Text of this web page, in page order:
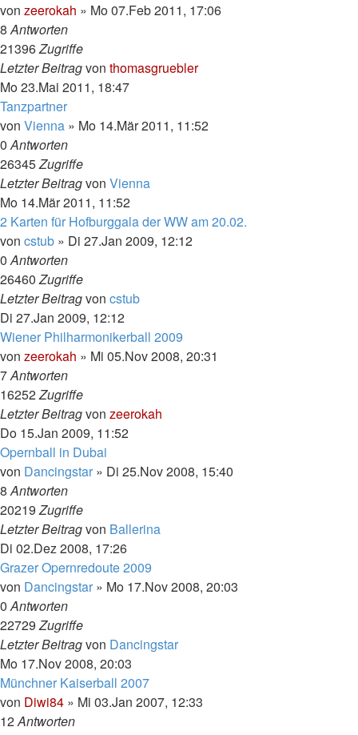
von zeerokah » Mo 07.Feb 2011, 17:06
8Antworten
21396Zugriffe
Letzter Beitragvon thomasgruebler
Mo 23.Mai 2011, 18:47
Tanzpartner
von Vienna » Mo 14.Mär 2011, 11:52
0Antworten
26345Zugriffe
Letzter Beitragvon Vienna
Mo 14.Mär 2011, 11:52
2 Karten für Hofburggala der WW am 20.02.
von cstub » Di 27.Jan 2009, 12:12
0Antworten
26460Zugriffe
Letzter Beitragvon cstub
Di 27.Jan 2009, 12:12
Wiener Philharmonikerball 2009
von zeerokah » Mi 05.Nov 2008, 20:31
7Antworten
16252Zugriffe
Letzter Beitragvon zeerokah
Do 15.Jan 2009, 11:52
Opernball in Dubai
von Dancingstar » Di 25.Nov 2008, 15:40
8Antworten
20219Zugriffe
Letzter Beitragvon Ballerina
Di 02.Dez 2008, 17:26
Grazer Opernredoute 2009
von Dancingstar » Mo 17.Nov 2008, 20:03
0Antworten
22729Zugriffe
Letzter Beitragvon Dancingstar
Mo 17.Nov 2008, 20:03
Münchner Kaiserball 2007
von Diwi84 » Mi 03.Jan 2007, 12:33
12Antworten